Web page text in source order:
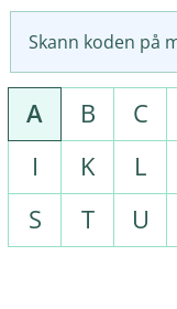
Skann koden på
A B C
I
K L
S
T U